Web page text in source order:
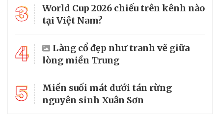
3
World Cup 2026 chiếu trên kênh nào
tại Việt Nam?
4
Làng cổ đẹp như tranh vẽ giữa
lòng miền Trung
5
Miền suối mát dưới tán rừng
nguyên sinh Xuân Sơn